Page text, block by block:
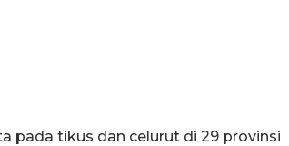
pada tikus dan celurut di 29 provinsi